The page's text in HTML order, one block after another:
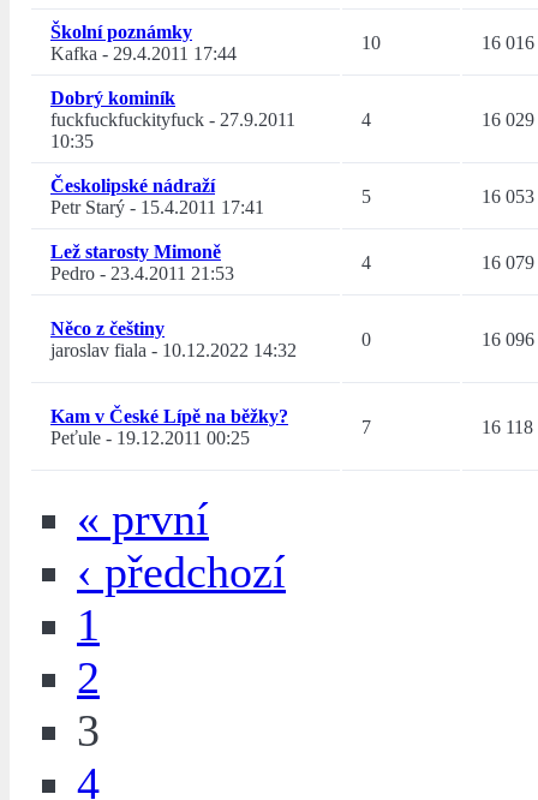
Školní poznámky
Kafka - 29.4.2011 17:44
10 16 016
Dobrý kominík
fuckfuckfuckityfuck - 27.9.2011
10:35
4 16 029
Českolipské nádraží
Petr Starý - 15.4.2011 17:41
5 16 053
Lež starosty Mimoně
Pedro - 23.4.2011 21:53
4 16 079
Něco z češtiny
jaroslav fiala - 10.12.2022 14:32
0 16 096
Kam v České Lípě na běžky?
Peťule - 19.12.2011 00:25
7 16 118
« první
‹ předchozí
1
2
3
4